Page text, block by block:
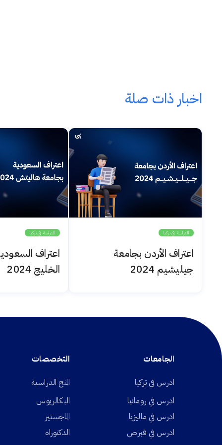
اخبار ذات صلة
الدراسة في تركيا
اعتراف الأردن بجامعة
جيليشيم 2024
الدراسة في تركيا
اعتراف
الخليج 2024
الجامعات
ادرس في تركيا
ادرس في رومانيا
ادرس في ماليزيا
ادرس في قبرص
التخصصات
المنح الدراسية
البكالريوس
الماجستير
الدكتوراه